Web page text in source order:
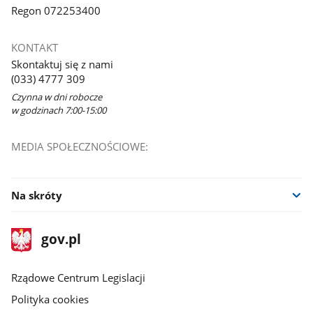
Regon 072253400
KONTAKT
Skontaktuj się z nami
(033) 4777 309
Czynna w dni robocze
w godzinach 7:00-15:00
MEDIA SPOŁECZNOŚCIOWE:
Na skróty
stopka
gov.plStrona
gov.pl
Rządowe Centrum Legislacji
Polityka cookies